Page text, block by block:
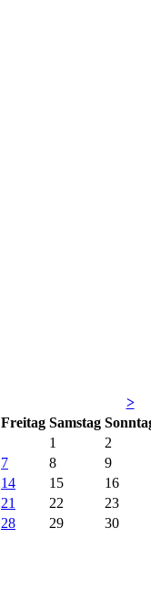
>
Freitag Samstag So
1
2
7 8
9
14 15
16
21 22
23
28 29
30